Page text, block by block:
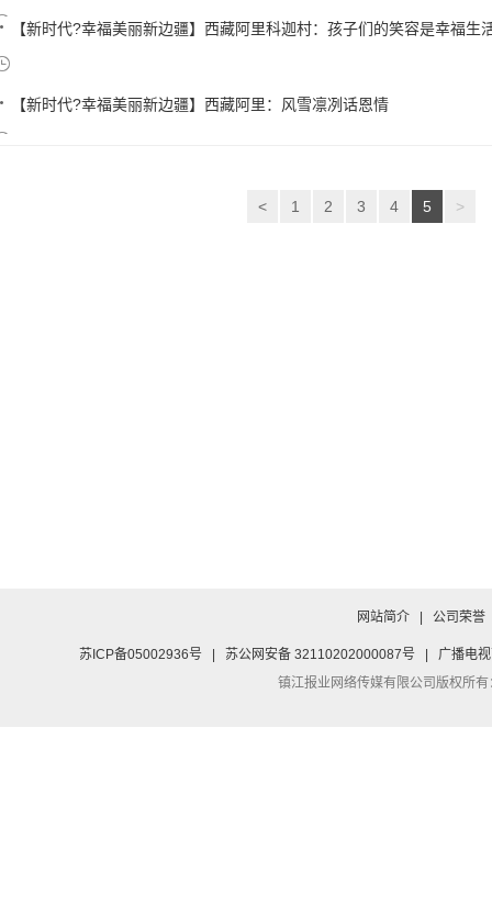
【新时代?幸福美丽新边疆】西藏阿里科迦村：孩子们的笑容是幸福生
【新时代?幸福美丽新边疆】西藏阿里：风雪凛冽话恩情
< 1 2 3 4 5 >
网站简介 公司荣誉
苏ICP备05002936号 苏公网安备 32110202000087号
广播电
镇江报业网络传媒有限公司版权所